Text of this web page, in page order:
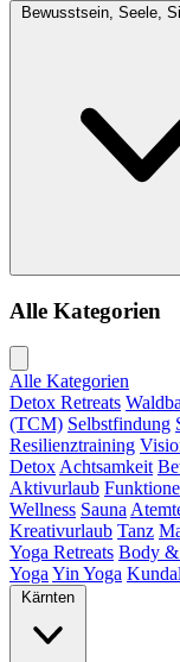
Bewusstsein, Seele,
Alle Kategorien
Alle Kategorien
Detox Retreats
(TCM) Selbstfindung
Resilienztraining
Detox Achtsamkeit
Aktivurlaub
Wellness Sauna
Kreativurlaub Tanz
Yoga Retreats Body
Yoga Yin Yoga
Kärnten